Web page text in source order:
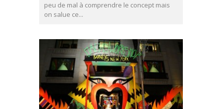
peu de mal à comprendre le concept mais
on salue ce...